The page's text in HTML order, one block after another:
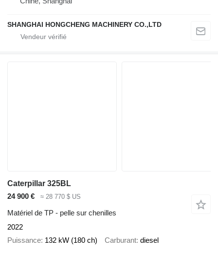
SHANGHAI HONGCHENG MACHINERY CO.,LTD
Caterpillar 325BL
24 900 €
≈ 28 770 $ US
Matériel de TP - pelle sur chenilles
2022
Puissance 132 kW (180 ch) Carburant diesel